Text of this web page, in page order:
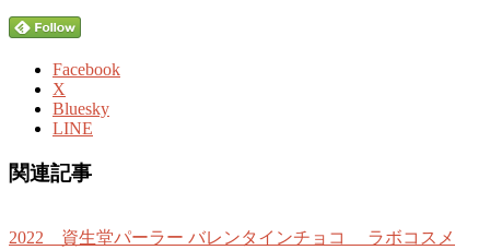
Facebook
X
Bluesky
LINE
関連記事
2022 資生堂パーラー バレンタインチョコ ラボコスメ